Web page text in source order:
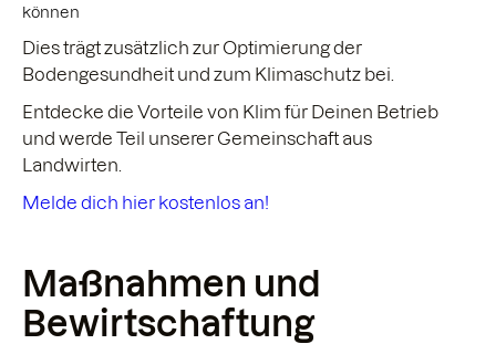
können
Dies trägt zusätzlich zur Optimierung der
Bodengesundheit und zum Klimaschutz bei.
Entdecke die Vorteile von Klim für Deinen Betrieb
und werde Teil unserer Gemeinschaft aus
Landwirten.
Melde dich hier kostenlos an!
Maßnahmen und
Bewirtschaftung